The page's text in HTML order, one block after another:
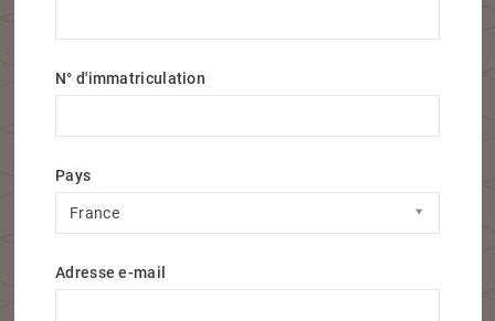
N° d'immatriculation
Pays
France
Pays
Adresse e-mail